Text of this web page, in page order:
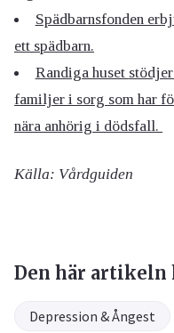
Spädbarnsfonden
ett spädbarn.
Randiga huset
familjer i sorg som har
nära anhörig i dödsfall.
Källa: Vårdguiden
Den här artikeln
Depression & Ångest